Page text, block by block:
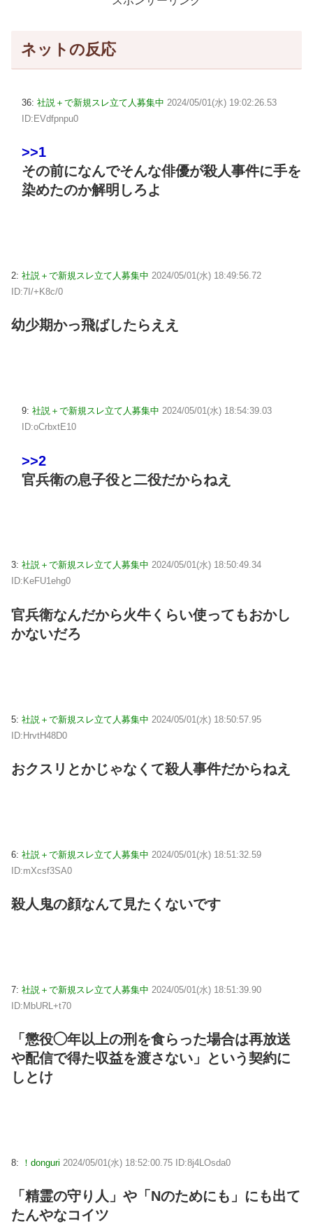
ネットの反応
36: 社説＋で新規スレ立て人募集中 2024/05/01(水) 19:02:26.53
ID:EVdfpnpu0
>>1
その前になんでそんな俳優が殺人事件に手を
染めたのか解明しろよ
2: 社説＋で新規スレ立て人募集中 2024/05/01(水) 18:49:56.72
ID:7I/+K8c/0
幼少期かっ飛ばしたらええ
9: 社説＋で新規スレ立て人募集中 2024/05/01(水) 18:54:39.03
ID:oCrbxtE10
>>2
官兵衛の息子役と二役だからねえ
3: 社説＋で新規スレ立て人募集中 2024/05/01(水) 18:50:49.34
ID:KeFU1ehg0
官兵衛なんだから火牛くらい使ってもおかし
かないだろ
5: 社説＋で新規スレ立て人募集中 2024/05/01(水) 18:50:57.95
ID:HrvtH48D0
おクスリとかじゃなくて殺人事件だからねえ
6: 社説＋で新規スレ立て人募集中 2024/05/01(水) 18:51:32.59
ID:mXcsf3SA0
殺人鬼の顔なんて見たくないです
7: 社説＋で新規スレ立て人募集中 2024/05/01(水) 18:51:39.90
ID:MbURL+t70
「懲役◯年以上の刑を食らった場合は再放送
や配信で得た収益を渡さない」という契約に
しとけ
8: ！donguri 2024/05/01(水) 18:52:00.75 ID:8j4LOsda0
「精霊の守り人」や「Nのためにも」にも出て
たんやなコイツ